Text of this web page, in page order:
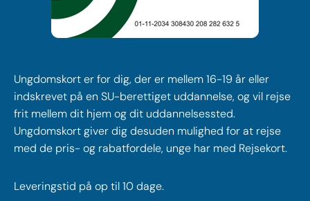
Ungdomskort er for dig, der er mellem 16-19 år eller
indskrevet på en SU-berettiget uddannelse, og vil rejse
frit mellem dit hjem og dit uddannelsessted.
Ungdomskort giver dig desuden mulighed for at rejse
med de pris- og rabatfordele, unge har med Rejsekort.
Leveringstid på op til 10 dage.